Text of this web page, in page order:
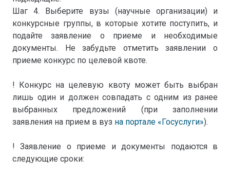
Шаг 4. Выберите вузы (научные организации) и
конкурсные группы, в которые хотите поступить, и
подайте заявление о приеме и необходимые
документы. Не забудьте отметить заявлении о
приеме конкурс по целевой квоте.
! Конкурс на целевую квоту может быть выбран
лишь один и должен совпадать с одним из ранее
выбранных предложений (при заполнении
заявления на прием в вуз на портале «Госуслуги»).
! Заявление о приеме и документы подаются в
следующие сроки: